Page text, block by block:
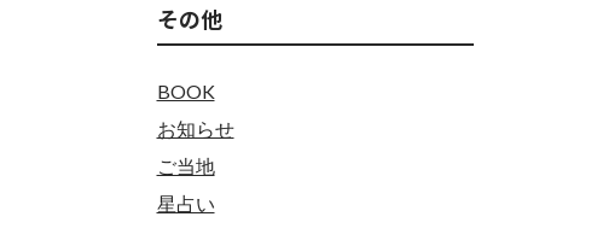
その他
BOOK
お知らせ
ご当地
星占い